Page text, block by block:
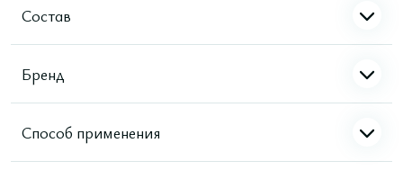
Состав
Бренд
Способ применения